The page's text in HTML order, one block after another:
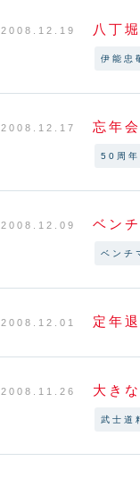
2008.12.19 八丁堀
伊能忠
2008.12.17 忘年会
50周年
2008.12.09 ベン
ベンチ
2008.12.01 定年
2008.11.26 大き
武士道